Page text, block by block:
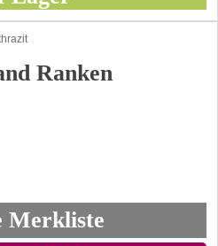
Ranken
Merkliste